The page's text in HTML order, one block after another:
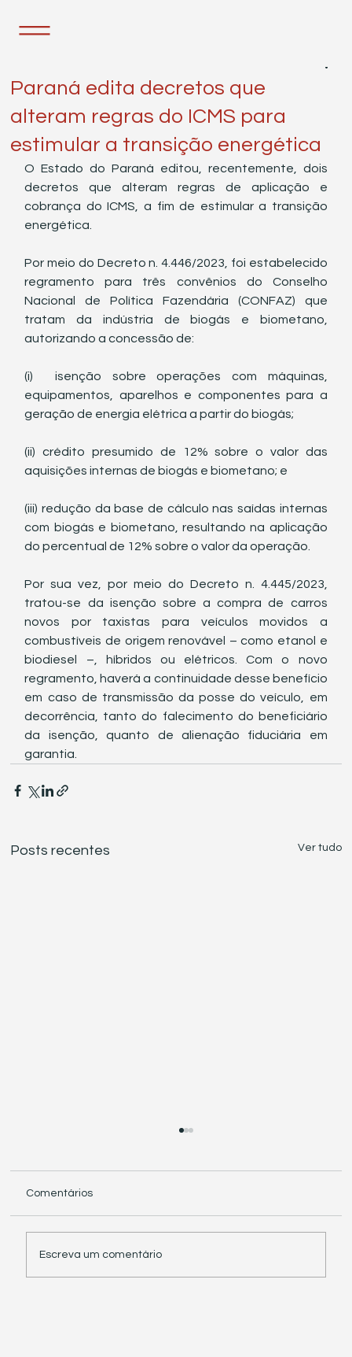
Paraná edita decretos que
alteram regras do ICMS para
estimular a transição energética
O Estado do Paraná editou, recentemente, dois
decretos que alteram regras de aplicação e
cobrança do ICMS, a fim de estimular a transição
energética.
Por meio do Decreto n. 4.446/2023, foi estabelecido
regramento para três convênios do Conselho
Nacional de Política Fazendária (CONFAZ) que
tratam da indústria de biogás e biometano,
autorizando a concessão de:
(i)  isenção sobre operações com máquinas,
equipamentos, aparelhos e componentes para a
geração de energia elétrica a partir do biogás;
(ii) crédito presumido de 12% sobre o valor das
aquisições internas de biogás e biometano; e
(iii) redução da base de cálculo nas saídas internas
com biogás e biometano, resultando na aplicação
do percentual de 12% sobre o valor da operação.
Por sua vez, por meio do Decreto n. 4.445/2023,
tratou-se da isenção sobre a compra de carros
novos por taxistas para veículos movidos a
combustíveis de origem renovável – como etanol e
biodiesel –, híbridos ou elétricos. Com o novo
regramento, haverá a continuidade desse benefício
em caso de transmissão da posse do veículo, em
decorrência, tanto do falecimento do beneficiário
da isenção, quanto de alienação fiduciária em
garantia.
Posts recentes Ver tudo
Comentários
Escreva um comentário